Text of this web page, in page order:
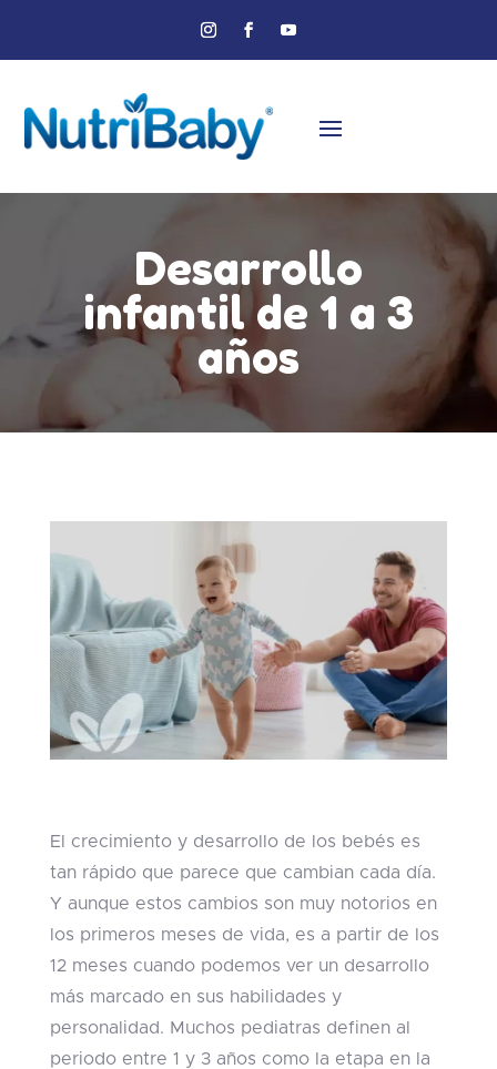
Desarrollo
infantil de 1 a 3
años
El crecimiento y desarrollo de los bebés es
tan rápido que parece que cambian cada día.
Y aunque estos cambios son muy notorios en
los primeros meses de vida, es a partir de los
12 meses cuando podemos ver un desarrollo
más marcado en sus habilidades y
personalidad. Muchos pediatras definen al
periodo entre 1 y 3 años como la etapa en la